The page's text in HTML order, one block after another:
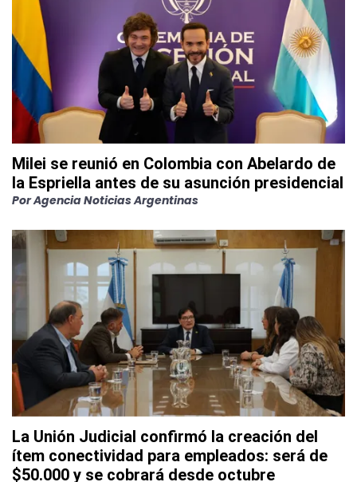
Milei se reunió en Colombia con Abelardo de
la Espriella antes de su asunción presidencial
PorAgencia Noticias Argentinas
La Unión Judicial confirmó la creación del
ítem conectividad para empleados: será de
$50.000 y se cobrará desde octubre